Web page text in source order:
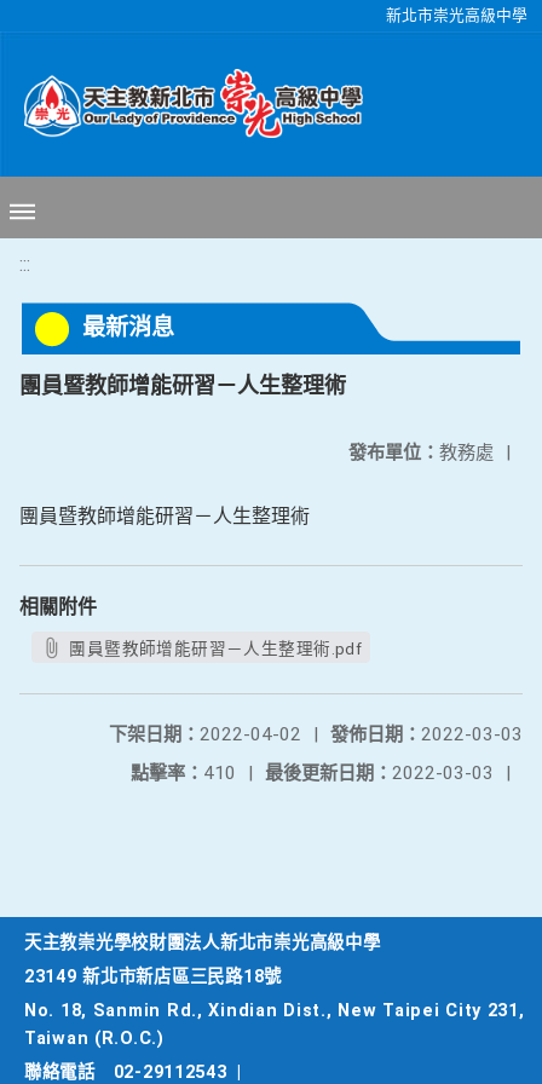
新北市崇光高級中學
:::
最新消息
團員暨教師增能研習－人生整理術
發布單位： 教務處 |
團員暨教師增能研習－人生整理術
相關附件
團員暨教師增能研習－人生整理術.pdf
發佈日期： 2022-03-03
下架日期： 2022-04-02
|
最後更新日期： 2022-03-03 |
點擊率： 410 |
天主教崇光學校財團法人新北市崇光高級中學
23149 新北市新店區三民路18號
No. 18, Sanmin Rd., Xindian Dist., New Taipei City 231,
Taiwan (R.O.C.)
聯絡電話
02-29112543